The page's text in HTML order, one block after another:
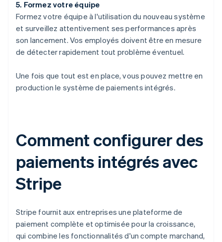
5. Formez votre équipe
Formez votre équipe à l'utilisation du nouveau système
et surveillez attentivement ses performances après
son lancement. Vos employés doivent être en mesure
de détecter rapidement tout problème éventuel.
Une fois que tout est en place, vous pouvez mettre en
production le système de paiements intégrés.
Comment configurer des
paiements intégrés avec
Stripe
Stripe fournit aux entreprises une plateforme de
paiement complète et optimisée pour la croissance,
qui combine les fonctionnalités d'un compte marchand,